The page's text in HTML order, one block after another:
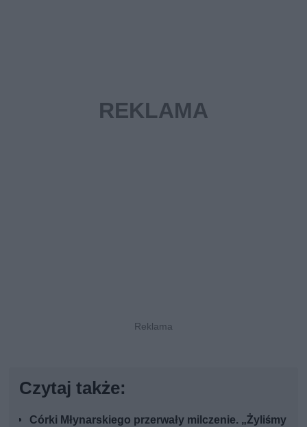
Czytaj także:
Córki Młynarskiego przerwały milczenie. „Żyliśmy